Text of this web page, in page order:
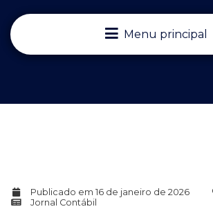
Menu principal
Publicado em 16 de janeiro de 2026
Jornal Contábil